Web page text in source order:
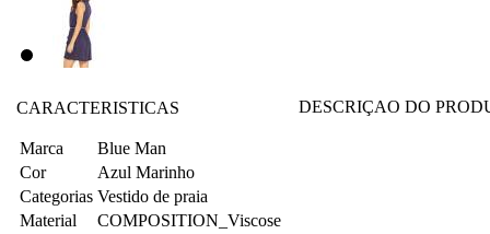
CARACTERISTICAS
Marca
Blue Man
Cor
Azul Marinho
Categorias Vestido de praia
Material
COMPOSITION_Viscose
DESCRIÇAO DO